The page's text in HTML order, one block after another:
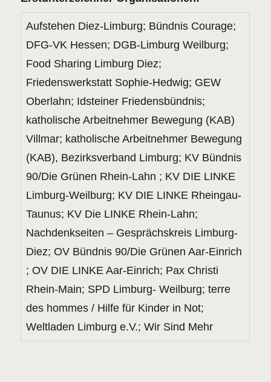
Aufstehen Diez-Limburg; Bündnis Courage;
DFG-VK Hessen; DGB-Limburg Weilburg;
Food Sharing Limburg Diez;
Friedenswerkstatt Sophie-Hedwig; GEW
Oberlahn; Idsteiner Friedensbündnis;
katholische Arbeitnehmer Bewegung (KAB)
Villmar; katholische Arbeitnehmer Bewegung
(KAB), Bezirksverband Limburg; KV Bündnis
90/Die Grünen Rhein-Lahn ; KV DIE LINKE
Limburg-Weilburg; KV DIE LINKE Rheingau-
Taunus; KV Die LINKE Rhein-Lahn;
Nachdenkseiten – Gesprächskreis Limburg-
Diez; OV Bündnis 90/Die Grünen Aar-Einrich
; OV DIE LINKE Aar-Einrich; Pax Christi
Rhein-Main; SPD Limburg- Weilburg; terre
des hommes / Hilfe für Kinder in Not;
Weltladen Limburg e.V.; Wir Sind Mehr